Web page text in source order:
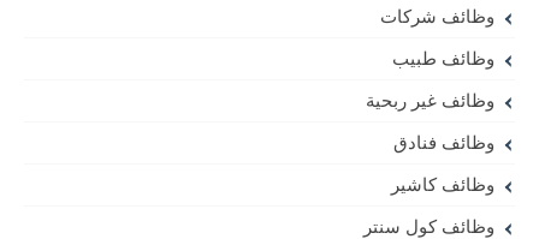
وظائف شركات
وظائف طبيب
وظائف غير ربحية
وظائف فنادق
وظائف كاشير
وظائف كول سنتر